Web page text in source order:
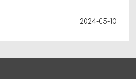
2024-05-10